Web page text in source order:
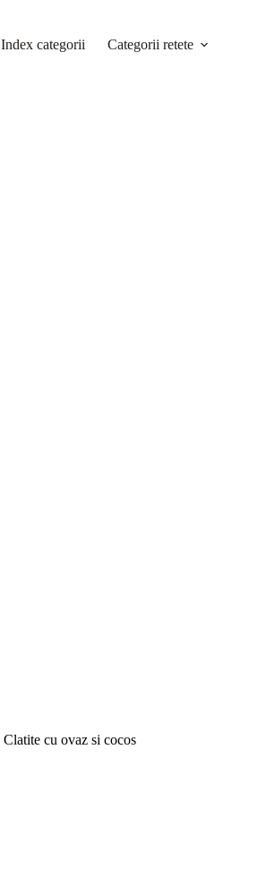
Index categorii Categorii retete
Clatite cu ovaz si cocos